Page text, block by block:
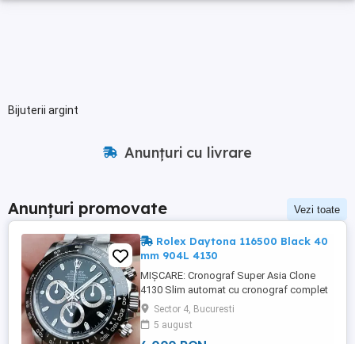
Bijuterii argint
Anunțuri cu livrare
Anunțuri promovate Vezi toate
Rolex Daytona 116500 Black 40
mm 904L 4130
MIȘCARE: Cronograf Super Asia Clone
4130 Slim automat cu cronograf complet
funcțional și rotor și poduri plăci complet
decorate precum calibrul original Rolex
4130 pentru cronograf Daytona (Super
Sector 4, Bucuresti
5 august